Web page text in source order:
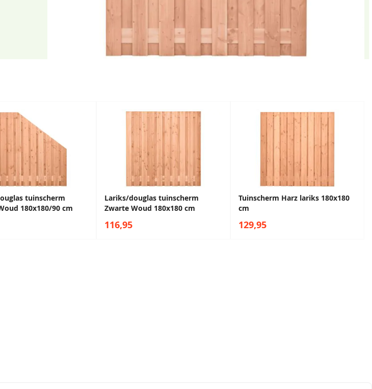
tuinscherm
180x180/90 cm
Lariks/douglas tuinscherm
Zwarte Woud 180x180 cm
116,95
Tuinscherm Harz lariks 180x180
cm
129,95